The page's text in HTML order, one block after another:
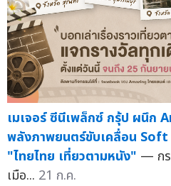
เมเจอร์ ซีนีเพล็กซ์ กรุ้ป ผนึก
พลังภาพยนตร์ขับเคลื่อน
"ไทยไทย เที่ยวตามหนัง" — กร
เมือ... 21 ก.ค.